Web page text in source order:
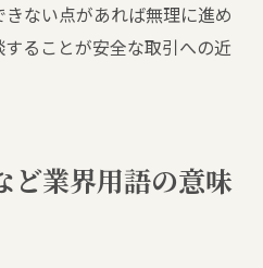
ない点があれば無理に進め
ることが安全な取引への近
ど業界用語の意味